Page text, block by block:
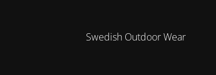
Swedish Outdoor Wear